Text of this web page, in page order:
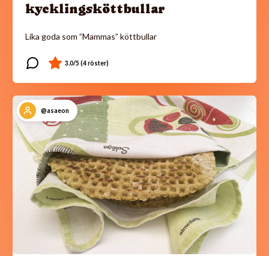
kycklingsköttbullar
Lika goda som ”Mammas” köttbullar
@asaeon